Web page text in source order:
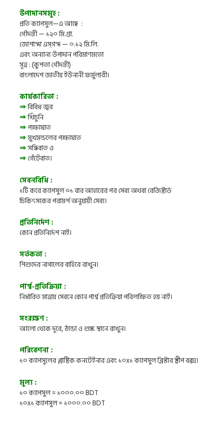
উপাদানসমূহ :
প্রতি ক্যাপসুল—এ আছে :
গৌদন্তী — ১২০ মি.গ্রা.
জোশান্দা এস্গন্দ — ০.১২ মি.লি.
এবং অন্যান্য উপাদান পরিমাণমতো
সূত্র : (কুশতা গৌদন্তী)
বাংলাদেশ জাতীয় ইউনানী ফর্মুলারী।
কার্যকারিতা :
⇒বিবিধ জ্বর
⇒খিঁচুনি
⇒পক্ষাঘাত
⇒মুখমন্ডলের পক্ষাঘাত
⇒সন্ধিবাত ও
⇒ গেঁটেবাত।
সেবনবিধি :
১টি করে ক্যাপসুল ০১ বার আহারের পর সেব্য অথবা রেজিষ্টার্ড
চিকিৎসকের পরামর্শ অনুযায়ী সেব্য।
প্রতিনির্দেশ :
কোন প্রতিনির্দেশ নাই।
সর্তকতা :
শিশুদের নাগালের বাহিরে রাখুন।
পার্শ্ব-প্রতিক্রিয়া :
নির্ধারিত মাত্রায় সেবনে কোন পার্শ্ব প্রতিক্রিয়া পরিলক্ষিত হয় নাই।
সংরক্ষণ :
আলো থেকে দূরে, ঠান্ডা ও শুষ্ক স্থানে রাখুন।
পরিবেশনা :
১০ ক্যাপসুলের প্লাষ্টিক কনটেইনার এবং ১০x১ ক্যাপসুল ব্লিস্টার স্ট্রীপ বক্স।
মূল্য :
১০ ক্যাপসুল = ১০০০.০০ BDT
১০x১ ক্যাপসুল = ১০০০.০০ BDT